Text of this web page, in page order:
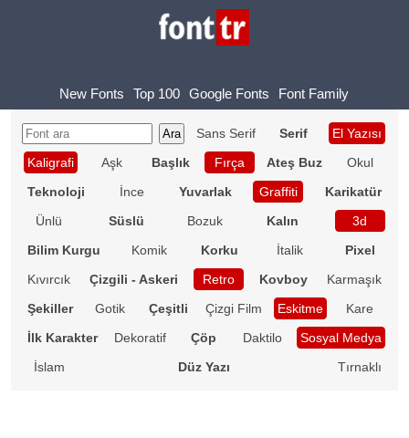
New Fonts Top 100 Google Fonts Font Family
Sans Serif Serif
El Yazısı
Kaligrafi
Aşk Başlık Fırça Ateş Buz
Okul
Teknoloji
İnce Yuvarlak Graffiti
Karikatür
Ünlü
Süslü Bozuk Kalın
3d
Bilim Kurgu
Komik Korku İtalik
Pixel
Kıvırcık
Çizgili - Askeri Retro Kovboy
Karmaşık
Şekiller
Gotik Çeşitli Çizgi Film Eskitme
Kare
İlk Karakter
Dekoratif Çöp Daktilo
Sosyal Medya
İslam
Düz Yazı Tırnaklı